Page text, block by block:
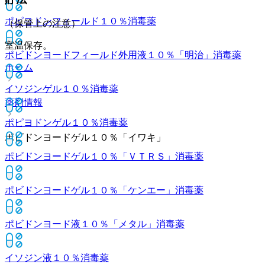
ポピヨドンフィールド１０％消毒薬
ポビドンヨードフィールド外用液１０％「明治」 消毒薬
ホーム
薬剤情報
ポビドンヨードゲル１０％「イワキ」
（保管上の注意）
室温保存。
イソジンゲル１０％消毒薬
ポピヨドンゲル１０％消毒薬
ポビドンヨードゲル１０％「ＶＴＲＳ」 消毒薬
ポビドンヨードゲル１０％「ケンエー」 消毒薬
ポビドンヨード液１０％「メタル」 消毒薬
イソジン液１０％消毒薬